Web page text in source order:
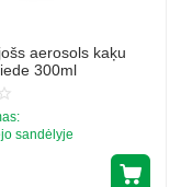
aerosols kaķu
300ml
sandėlyje